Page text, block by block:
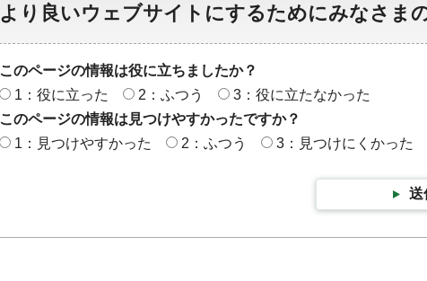
より良いウェブサイトにするためにみなさま
このページの情報は役に立ちましたか？
1：役に立った
2：ふつう
3：役に立たなかった
このページの情報は見つけやすかったですか？
1：見つけやすかった
2：ふつう 3：見つけにくかった
送